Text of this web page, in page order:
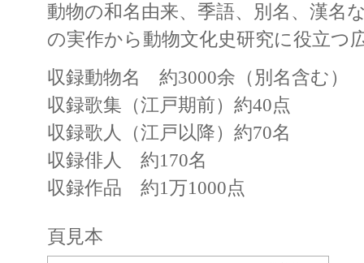
動物の和名由来、季語、別名、漢名
の実作から動物文化史研究に役立つ
収録動物名 約3000余（別名含む）
収録歌集（江戸期前）約40点
収録歌人（江戸以降）約70名
収録俳人 約170名
収録作品 約1万1000点
頁見本